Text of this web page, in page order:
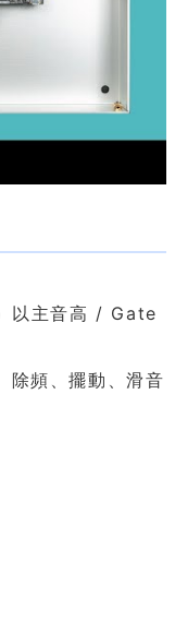
以主音高 / Gate
除頻、擺動、滑音